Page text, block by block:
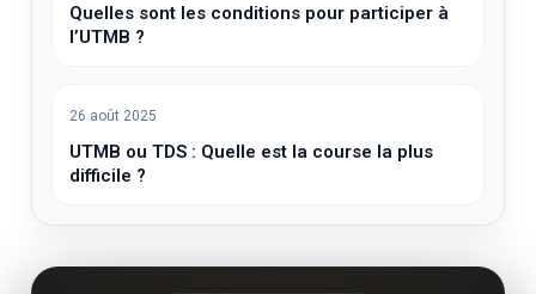
Quelles sont les conditions pour participer à
l’UTMB ?
26 août 2025
UTMB ou TDS : Quelle est la course la plus
difficile ?